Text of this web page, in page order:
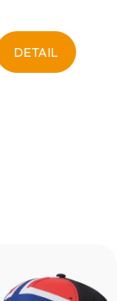
DETAIL